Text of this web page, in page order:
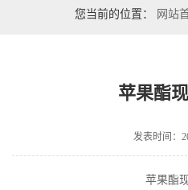
您当前的位置： 网站
苹果酯
发表时间：
苹果酯